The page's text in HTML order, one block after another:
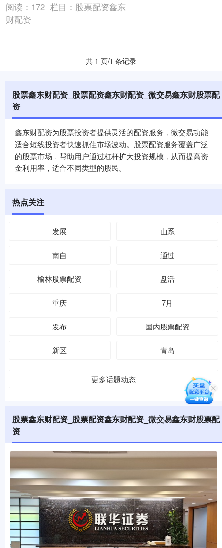
阅读： 172 栏目： 股票配资鑫东
财配资
共 1 页/1 条记录
股票鑫东财配资_股票配资鑫东财配资_微交易鑫东财股票配
资
鑫东财配资为股票投资者提供灵活的配资服务，微交易功能
适合短线投资者快速抓住市场波动。股票配资服务覆盖广泛
的股票市场，帮助用户通过杠杆扩大投资规模，从而提高资
金利用率，适合不同类型的股民。
热点关注
发展 山系
南自 通过
榆林股票配资 盘活
重庆 7月
发布 国内股票配资
新区 青岛
更多话题动态
股票鑫东财配资_股票配资鑫东财配资_微交易鑫东财股票配
资